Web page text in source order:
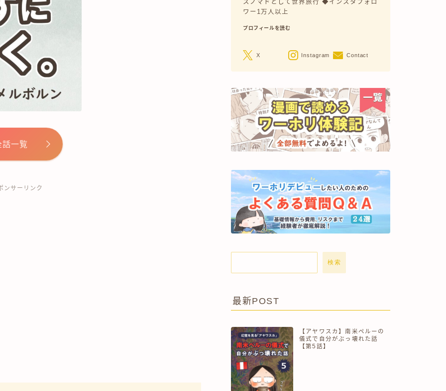
話一覧
ンサーリンク
スノマドとして世界旅行 ◆インスタフォロ
ワー1万人以上
プロフィールを読む
X Instagram Contact
検索
最新POST
【アヤワスカ】南米ペルーの
儀式で自分がぶっ壊れた話
【第5話】